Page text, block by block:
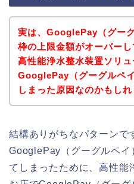
実は、GooglePay（グー
枠の上限金額がオーバー
高性能浄水整水装置ソリ
GooglePay（グーグルペ
しまった原因なのかもし
結構ありがちなパターンで
GooglePay（グーグルペイ
てしまったために、高性能